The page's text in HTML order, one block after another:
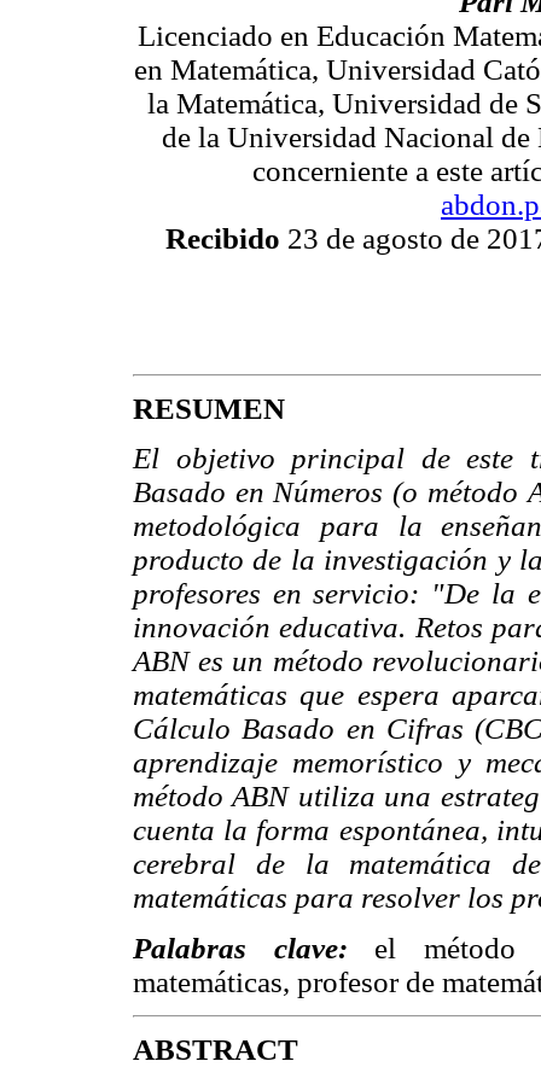
Licenciado en Educación
en Matemática, Universidad
la Matemática, Universidad de
de la Universidad Nacional
concerniente a este
Recibido 23 de agosto de
RESUMEN
El objetivo principal de este
Basado en Números (o método
metodológica para la
producto de la investigación y
profesores en servicio: "De la
innovación educativa. Retos
ABN es un método
matemáticas que espera
Cálculo Basado en Cifras
aprendizaje memorístico y
método ABN utiliza una
cuenta la forma espontánea,
cerebral de la matemática
matemáticas para resolver los
Palabras clave: el método
matemáticas, profesor de
ABSTRACT